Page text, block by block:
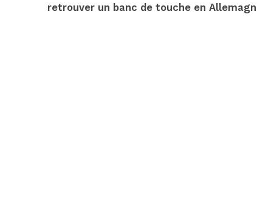
retrouver un banc de touche en